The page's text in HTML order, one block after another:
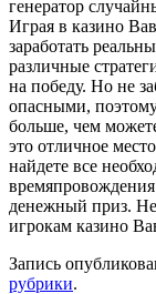
генератор
Играя в казино
заработать
различные
на победу. Но не
опасными,
больше, чем
это отличное
найдете все
денежный приз.
игрокам казино
Запись
рубрики.